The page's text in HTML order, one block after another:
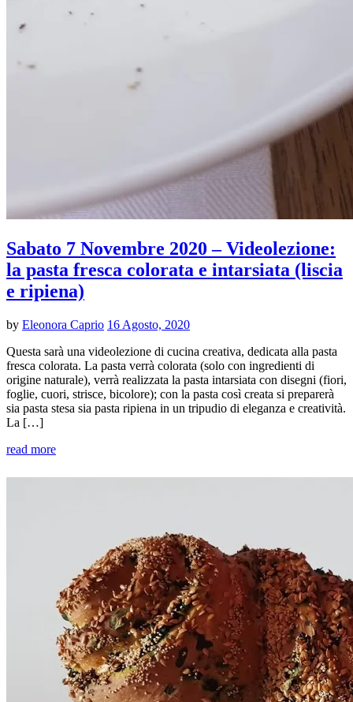
Sabato 7 Novembre 2020 – Videolezione:
la pasta fresca colorata e intarsiata (liscia
e ripiena)
by Eleonora Caprio 16 Agosto, 2020
Questa sarà una videolezione di cucina creativa, dedicata alla pasta
fresca colorata. La pasta verrà colorata (solo con ingredienti di
origine naturale), verrà realizzata la pasta intarsiata con disegni (fiori,
foglie, cuori, strisce, bicolore); con la pasta così creata si preparerà
sia pasta stesa sia pasta ripiena in un tripudio di eleganza e creatività.
La […]
read more